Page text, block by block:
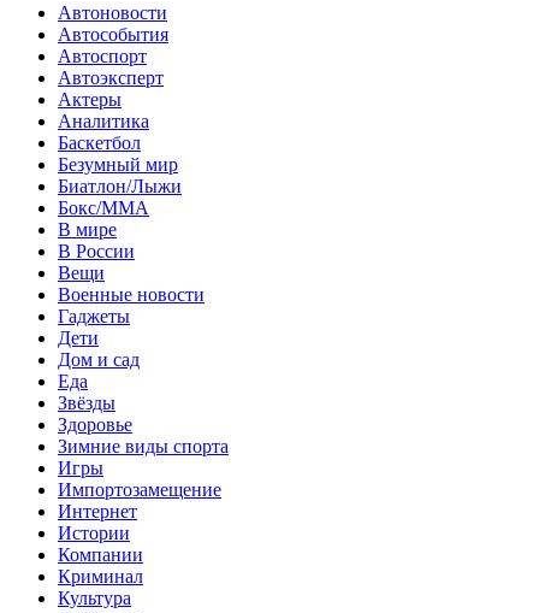
Автоновости
Автособытия
Автоспорт
Автоэксперт
Актеры
Аналитика
Баскетбол
Безумный мир
Биатлон/Лыжи
Бокс/MMA
В мире
В России
Вещи
Военные новости
Гаджеты
Дети
Дом и сад
Еда
Звёзды
Здоровье
Зимние виды спорта
Игры
Импортозамещение
Интернет
Истории
Компании
Криминал
Культура